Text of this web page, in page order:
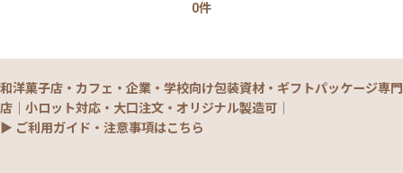
0件
和洋菓子店・カフェ・企業・学校向け包装資材・ギフトパッケージ専門
店｜小ロット対応・大口注文・オリジナル製造可｜
▶ ご利用ガイド・注意事項はこちら